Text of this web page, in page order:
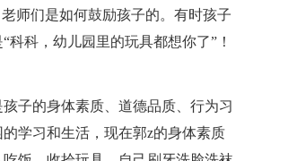
师们是如何鼓励孩子的。有时孩子
科，幼儿园里的玩具都想你了”！
子的身体素质、道德品质、行为习
学习和生活，现在郭z的身体素质